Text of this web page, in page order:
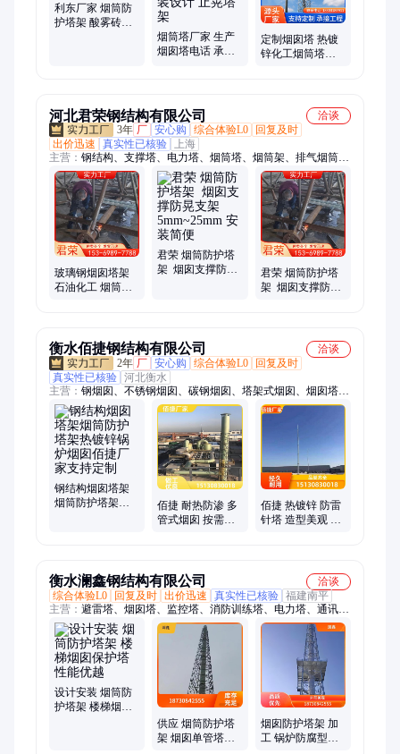
利东厂家 烟筒防
护塔架 酸雾砖厂
烟筒塔厂家 生产
烟囱塔电话 承接
定制烟囱塔 热镀
锌化工烟筒塔架
河北君荣钢结构有限公司
洽谈
3年 厂 安心购 综合体验L0
回复及时
出价迅速
真实性已核验
上海
主营： 钢结构、支撑塔、电力塔、烟筒塔、烟筒架、排气烟筒、
烟筒护架、避雷塔、支撑架、烟囱塔、避雷针、火炬塔、火炬
架、钢管塔、监控塔、通讯塔、独管塔、单管塔、信号塔、铁塔
防腐、交通限高、通信铁塔、防晃支架、单管烟囱、工业锅炉
玻璃钢烟囱塔架
石油化工 烟筒防
君荣 烟筒防护塔
架 烟囱支撑防晃
君荣 烟筒防护塔
架 烟囱支撑防晃
衡水佰捷钢结构有限公司
洽谈
2年 厂 安心购 综合体验L0
回复及时
真实性已核验 河北衡水
主营： 钢烟囱、不锈钢烟囱、碳钢烟囱、塔架式烟囱、烟囱塔
架、双层保温烟囱、套筒式烟囱、集束式烟囱、钛合金烟囱、金
属烟囱、多管式烟囱、通风风管、消音器、玻璃钢烟囱、烟囱
塔、避雷塔、中波塔、避雷针、训练塔、雷达塔、监测塔
钢结构烟囱塔架
烟筒防护塔架热
佰捷 耐热防渗 多
管式烟囱 按需定
佰捷 热镀锌 防雷
针塔 造型美观 来
衡水澜鑫钢结构有限公司
洽谈
综合体验L0
回复及时 出价迅速 真实性已核验 福建南平
主营： 避雷塔、烟囱塔、监控塔、消防训练塔、电力塔、通讯
塔、单管塔、雷达塔、瞭望塔
设计安装 烟筒防
护塔架 楼梯烟囱
供应 烟筒防护塔
架 烟囱单管塔支
烟囱防护塔架 加
工 锅炉防腐型烟